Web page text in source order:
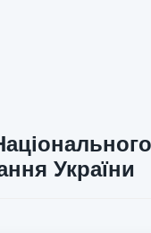
України